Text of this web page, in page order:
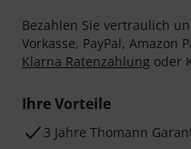
Bezahlen Sie vertraulich
Vorkasse, PayPal, Amazon
Klarna Ratenzahlung oder
Ihre Vorteile
3 Jahre Thomann